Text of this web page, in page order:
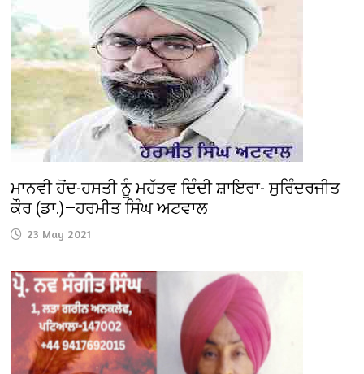
ਮਾਨਵੀ ਹੋਂਦ-ਹਸਤੀ ਨੂੰ ਮਹੱਤਵ ਦਿੰਦੀ ਸ਼ਾਇਰਾ- ਸੁਰਿੰਦਰਜੀਤ
ਕੌਰ (ਡਾ.)—ਹਰਮੀਤ ਸਿੰਘ ਅਟਵਾਲ
23 May 2021